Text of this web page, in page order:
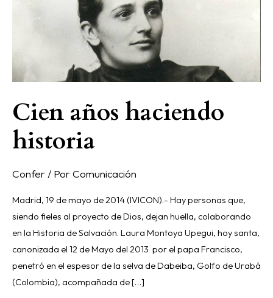
Cien años haciendo
historia
Confer / Por Comunicación
Madrid, 19 de mayo de 2014 (IVICON).- Hay personas que,
siendo fieles al proyecto de Dios, dejan huella, colaborando
en la Historia de Salvación. Laura Montoya Upegui, hoy santa,
canonizada el 12 de Mayo del 2013 por el papa Francisco,
penetró en el espesor de la selva de Dabeiba, Golfo de Urabá
(Colombia), acompañada de […]